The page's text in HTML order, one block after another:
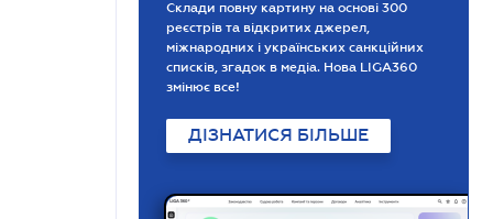
Склади повну картину на основі 300
реєстрів та відкритих джерел,
міжнародних і українських санкційних
списків, згадок в медіа. Нова LIGA360
змінює все!
ДІЗНАТИСЯ БІЛЬШЕ